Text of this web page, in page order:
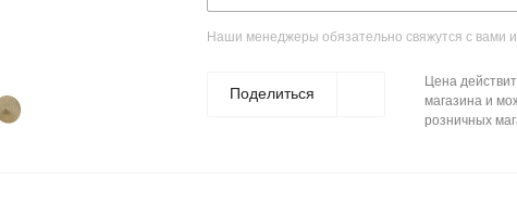
Наши менеджеры обязательно свяжутся с вами и
Поделиться
Цена
магазина и
розничных